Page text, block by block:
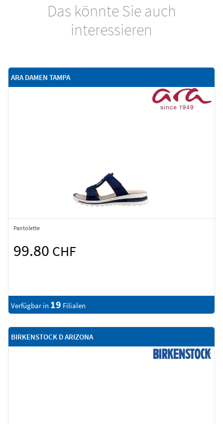
Das könnte Sie auch
interessieren
ARA DAMEN TAMPA
Pantolette
99.80 CHF
Verfügbar in 19 Filialen
BIRKENSTOCK D ARIZONA